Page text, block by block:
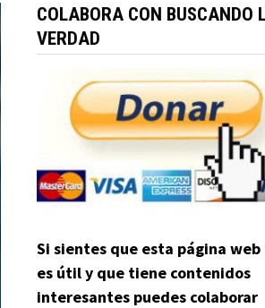
COLABORA CON BUSCANDO
VERDAD
Si sientes que esta página
es útil y que tiene contenidos
interesantes puedes colaborar